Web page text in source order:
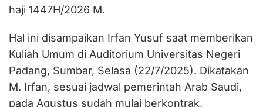
haji 1447H/2026 M.
Hal ini disampaikan Irfan Yusuf saat memberikan
Kuliah Umum di Auditorium Universitas Negeri
Padang, Sumbar, Selasa (22/7/2025). Dikatakan
M. Irfan, sesuai jadwal pemerintah Arab Saudi,
pada Agustus sudah mulai berkontrak.